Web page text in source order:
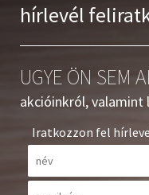
hírlevél
UGYE ÖN SEM
akcióinkról, valamint
Iratkozzon fel